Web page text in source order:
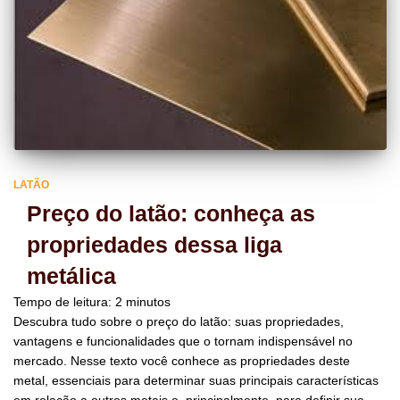
LATÃO
Preço do latão: conheça as
propriedades dessa liga
metálica
Tempo de leitura: 2 minutos
Descubra tudo sobre o preço do latão: suas propriedades,
vantagens e funcionalidades que o tornam indispensável no
mercado. Nesse texto você conhece as propriedades deste
metal, essenciais para determinar suas principais características